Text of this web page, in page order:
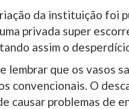
da instituição foi
privada super
assim o
lembrar que os vasos
convencionais. O
causar problemas de